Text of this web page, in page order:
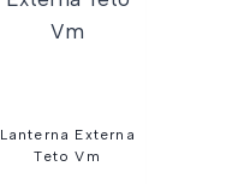
Lanterna Externa
Teto Vm